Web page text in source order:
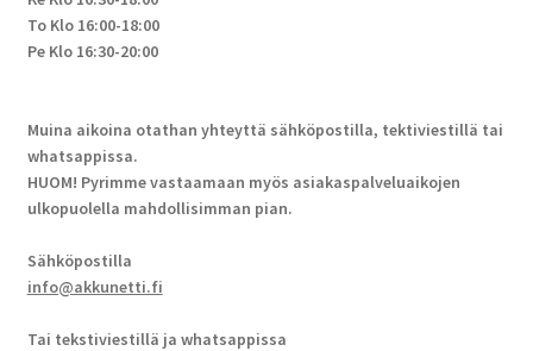
To Klo 16:00-18:00
Pe Klo 16:30-20:00
Muina aikoina otathan yhteyttä sähköpostilla, tektiviestillä tai
whatsappissa.
HUOM! Pyrimme vastaamaan myös asiakaspalveluaikojen
ulkopuolella mahdollisimman pian.
Sähköpostilla
info@akkunetti.fi
Tai tekstiviestillä ja whatsappissa